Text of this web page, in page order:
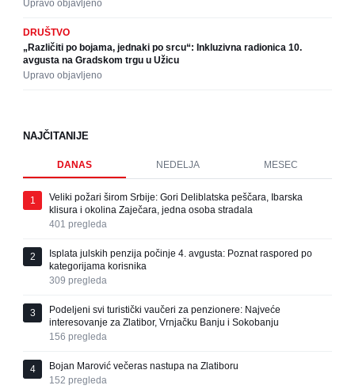
Upravo objavljeno
DRUŠTVO
„Različiti po bojama, jednaki po srcu“: Inkluzivna radionica 10.
avgusta na Gradskom trgu u Užicu
Upravo objavljeno
NAJČITANIJE
DANAS NEDELJA MESEC
1
Veliki požari širom Srbije: Gori Deliblatska peščara, Ibarska
klisura i okolina Zaječara, jedna osoba stradala
401 pregleda
2
Isplata julskih penzija počinje 4. avgusta: Poznat raspored po
kategorijama korisnika
309 pregleda
3
Podeljeni svi turistički vaučeri za penzionere: Najveće
interesovanje za Zlatibor, Vrnjačku Banju i Sokobanju
156 pregleda
4
Bojan Marović večeras nastupa na Zlatiboru
152 pregleda